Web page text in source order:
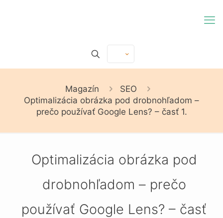
Magazín
SEO
Optimalizácia obrázka pod drobnohľadom –
prečo používať Google Lens? – časť 1.
Optimalizácia obrázka pod
drobnohľadom – prečo
používať Google Lens? – časť